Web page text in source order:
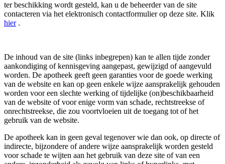
ter beschikking wordt gesteld, kan u de beheerder van de site
contacteren via het elektronisch contactformulier op deze site. Klik
hier.
De inhoud van de site (links inbegrepen) kan te allen tijde zonder
aankondiging of kennisgeving aangepast, gewijzigd of aangevuld
worden. De apotheek geeft geen garanties voor de goede werking
van de website en kan op geen enkele wijze aansprakelijk gehouden
worden voor een slechte werking of tijdelijke (on)beschikbaarheid
van de website of voor enige vorm van schade, rechtstreekse of
onrechtstreekse, die zou voortvloeien uit de toegang tot of het
gebruik van de website.
De apotheek kan in geen geval tegenover wie dan ook, op directe of
indirecte, bijzondere of andere wijze aansprakelijk worden gesteld
voor schade te wijten aan het gebruik van deze site of van een